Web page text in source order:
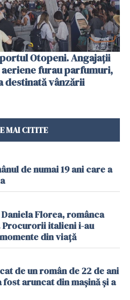
Otopeni. Angajații
furau parfumuri,
destinată vânzării
MAI CITITE
de numai 19 ani care a
Florea, românca
Procurorii italieni i-au
din viață
de un român de 22 de ani
fost aruncat din mașină și a